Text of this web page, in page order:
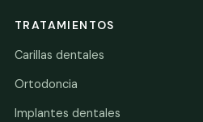
TRATAMIENTOS
Carillas dentales
Ortodoncia
Implantes dentales